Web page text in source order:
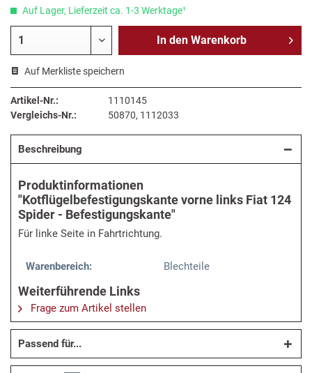
Auf Lager, Lieferzeit ca. 1-3 Werktage¹
In den Warenkorb
Auf Merkliste speichern
Artikel-Nr.:
1110145
Vergleichs-Nr.:
50870, 1112033
Beschreibung
Produktinformationen
"Kotflügelbefestigungskante vorne links Fiat 124
Spider - Befestigungskante"
Für linke Seite in Fahrtrichtung.
Warenbereich: Blechteile
Weiterführende Links
Frage zum Artikel stellen
Passend für...